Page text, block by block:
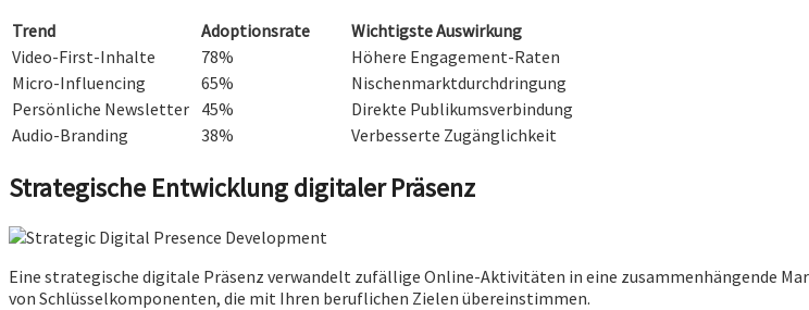
Trend
Adoptionsrate
Wichtigste Auswirkung
Video-First-Inhalte
78%
Höhere Engagement-Raten
Micro-Influencing
65%
Nischenmarktdurchdringung
Persönliche Newsletter 45%
Direkte Publikumsverbindung
Audio-Branding
38% Verbesserte Zugänglichkeit
Strategische Entwicklung digitaler Präsenz
Eine strategische digitale Präsenz verwandelt zufällige Online-Aktivitäten in eine zusammenhängende
von Schlüsselkomponenten, die mit Ihren beruflichen Zielen übereinstimmen.